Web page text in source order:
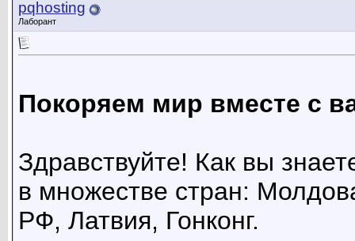
pqhosting
Лаборант
Покоряем мир вместе с
Здравствуйте! Как вы
в множестве стран:
РФ, Латвия, Гонконг.